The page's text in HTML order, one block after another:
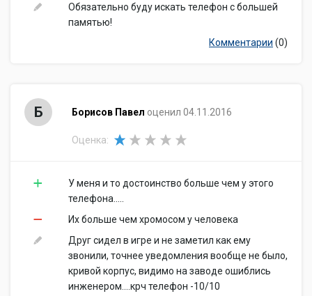
Обязательно буду искать телефон с большей
памятью!
Комментарии (0)
Б Борисов Павел оценил 04.11.2016
Оценка:
У меня и то достоинство больше чем у этого
телефона.....
Их больше чем хромосом у человека
Друг сидел в игре и не заметил как ему
звонили, точнее уведомления вообще не было,
кривой корпус, видимо на заводе ошиблись
инженером....крч телефон -10/10